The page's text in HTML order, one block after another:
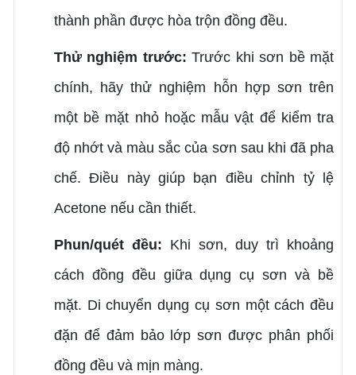
thành phần được hòa trộn đồng đều.
Thử nghiệm trước: Trước khi sơn bề mặt
chính, hãy thử nghiệm hỗn hợp sơn trên
một bề mặt nhỏ hoặc mẫu vật để kiểm tra
độ nhớt và màu sắc của sơn sau khi đã pha
chế. Điều này giúp bạn điều chỉnh tỷ lệ
Acetone nếu cần thiết.
Phun/quét đều: Khi sơn, duy trì khoảng
cách đồng đều giữa dụng cụ sơn và bề
mặt. Di chuyển dụng cụ sơn một cách đều
đặn để đảm bảo lớp sơn được phân phối
đồng đều và mịn màng.